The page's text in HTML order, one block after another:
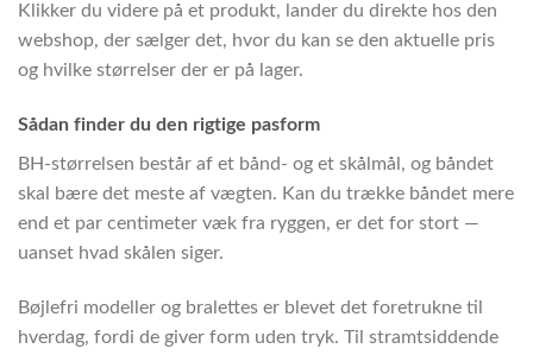
Klikker du videre på et produkt, lander du direkte hos den
webshop, der sælger det, hvor du kan se den aktuelle pris
og hvilke størrelser der er på lager.
Sådan finder du den rigtige pasform
BH-størrelsen består af et bånd- og et skålmål, og båndet
skal bære det meste af vægten. Kan du trække båndet mere
end et par centimeter væk fra ryggen, er det for stort —
uanset hvad skålen siger.
Bøjlefri modeller og bralettes er blevet det foretrukne til
hverdag, fordi de giver form uden tryk. Til stramtsiddende